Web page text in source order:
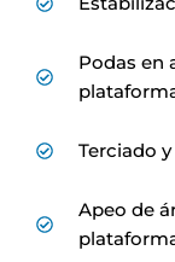
Podas en
Terciado
Apeo de